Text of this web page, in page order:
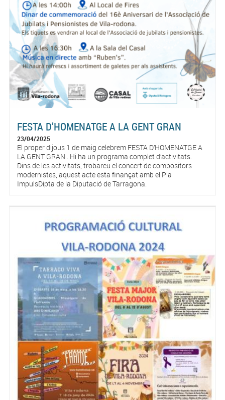
FESTA D’HOMENATGE A LA GENT GRAN
23/04/2025
El proper dijous 1 de maig celebrem FESTA D’HOMENATGE A
LA GENT GRAN . Hi ha un programa complet d’activitats.
Dins de les activitats, trobareu el concert de compositors
modernistes, aquest acte esta finançat amb el Pla
ImpulsDipta de la Diputació de Tarragona.